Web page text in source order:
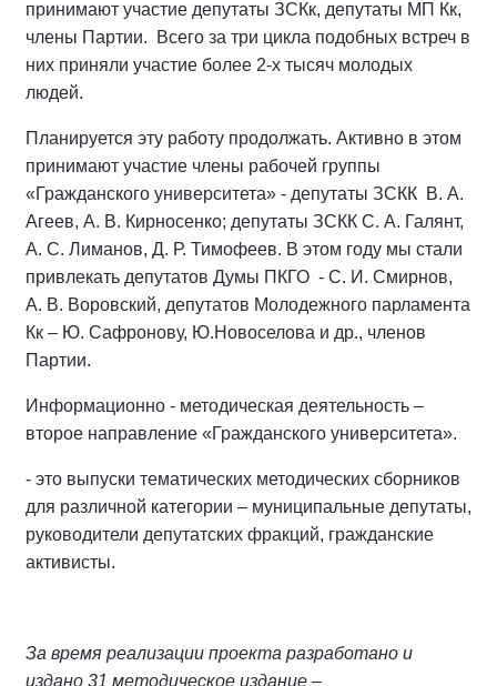
принимают участие депутаты ЗСКк, депутаты МП Кк,
члены Партии. Всего за три цикла подобных встреч в
них приняли участие более 2-х тысяч молодых
людей.
Планируется эту работу продолжать. Активно в этом
принимают участие члены рабочей группы
«Гражданского университета» - депутаты ЗСКК В. А.
Агеев, А. В. Кирносенко; депутаты ЗСКК С. А. Галянт,
А. С. Лиманов, Д. Р. Тимофеев. В этом году мы стали
привлекать депутатов Думы ПКГО - С. И. Смирнов,
А. В. Воровский, депутатов Молодежного парламента
Кк – Ю. Сафронову, Ю.Новоселова и др., членов
Партии.
Информационно - методическая деятельность –
второе направление «Гражданского университета».
- это выпуски тематических методических сборников
для различной категории – муниципальные депутаты,
руководители депутатских фракций, гражданские
активисты.
За время реализации проекта разработано и
издано 31 методическое издание –